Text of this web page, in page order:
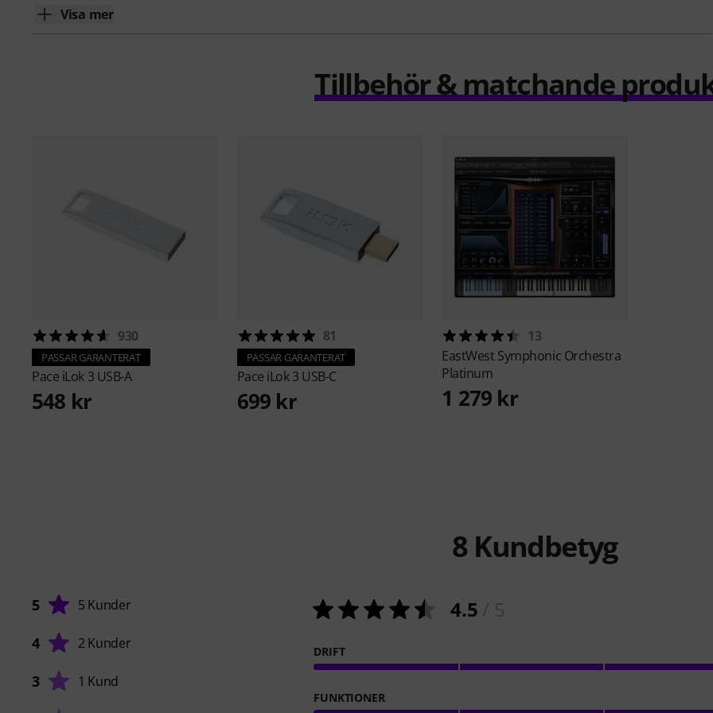
Visa mer
Tillbehör & matchande
930
PASSAR GARANTERAT
Pace iLok 3 USB-A
548 kr
81
PASSAR GARANTERAT
Pace iLok 3 USB-C
699 kr
13
EastWest Symphonic Orchestra
Platinum
1 279 kr
8 Kundbetyg
5 5 Kunder
4 2 Kunder
3 1 Kund
4.5
DRIFT
FUNKTIONER